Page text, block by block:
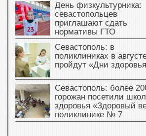
День физкультурника:
севастопольцев
приглашают сдать
нормативы ГТО
Севастополь: в
поликлиниках в
пройдут «Дни
Севастополь: более
горожан посетили
здоровья «Здоровый
поликлинике № 7